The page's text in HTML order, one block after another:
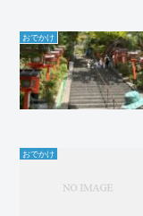
おでかけ
おでかけ